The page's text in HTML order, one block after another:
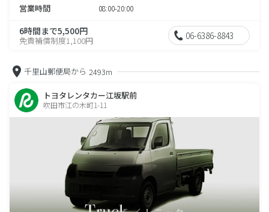
営業時間 08:00-20:00
6時間まで5,500円
免責補償制度1,100円 06-6386-8843
千里山郵便局から 2493m
トヨタレンタカー江坂駅前
吹田市江の木町1-11